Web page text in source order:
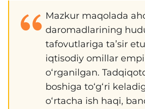
Mazkur maqolada
daromadlarining
tafovutlariga ta’sir
iqtisodiy omillar
o‘rganilgan.
boshiga to‘g‘ri
o‘rtacha ish haqi,